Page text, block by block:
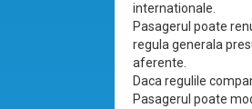
internationale.
Pasagerul poate
regula generala
aferente.
Daca regulile
Pasagerul poate